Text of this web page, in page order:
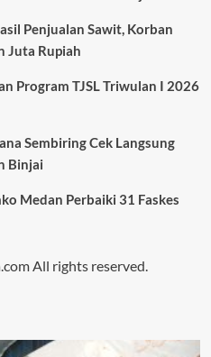
Penjualan Sawit, Korban
Juta Rupiah
Program TJSL Triwulan I 2026
Sembiring Cek Langsung
Binjai
Medan Perbaiki 31 Faskes
All rights reserved.